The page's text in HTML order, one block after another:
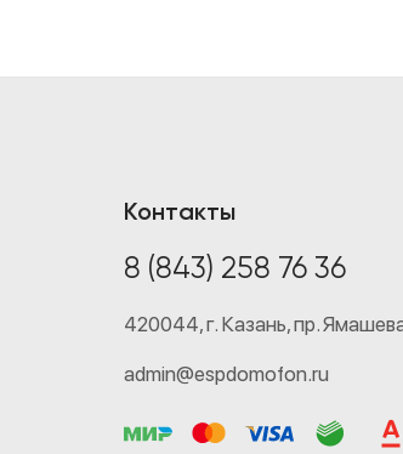
Контакты
8 (843) 258 76 36
420044,г. Казань,пр.
admin@espdomofon.ru